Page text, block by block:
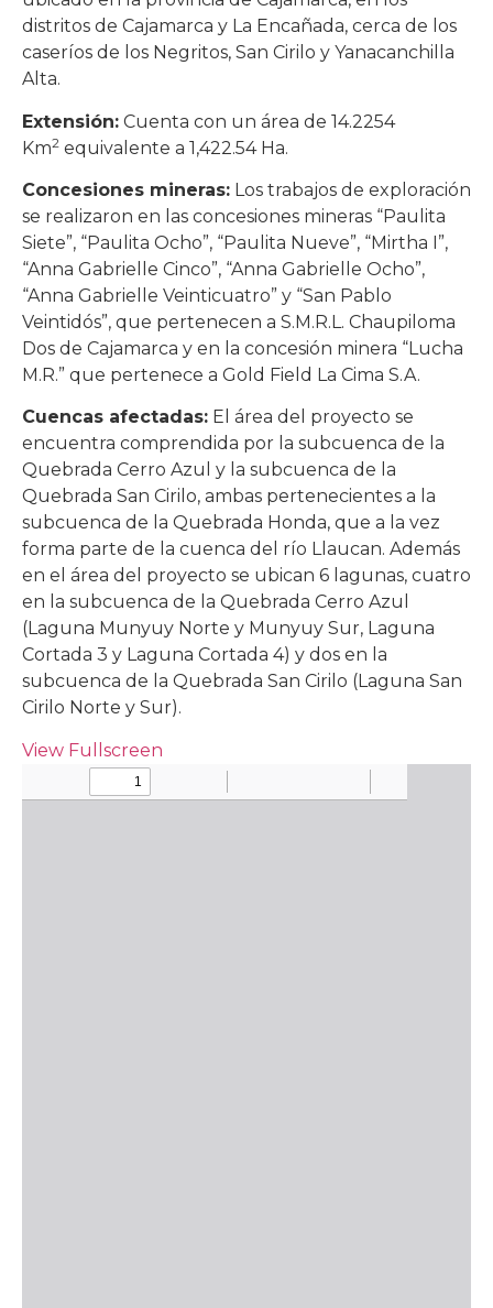
distritos de Cajamarca y La Encañada, cerca de los
caseríos de los Negritos, San Cirilo y Yanacanchilla
Alta.
Extensión: Cuenta con un área de 14.2254
Km2 equivalente a 1,422.54 Ha.
Concesiones mineras: Los trabajos de exploración
se realizaron en las concesiones mineras “Paulita
Siete”, “Paulita Ocho”, “Paulita Nueve”, “Mirtha I”,
“Anna Gabrielle Cinco”, “Anna Gabrielle Ocho”,
“Anna Gabrielle Veinticuatro” y “San Pablo
Veintidós”, que pertenecen a S.M.R.L. Chaupiloma
Dos de Cajamarca y en la concesión minera “Lucha
M.R.” que pertenece a Gold Field La Cima S.A.
Cuencas afectadas: El área del proyecto se
encuentra comprendida por la subcuenca de la
Quebrada Cerro Azul y la subcuenca de la
Quebrada San Cirilo, ambas pertenecientes a la
subcuenca de la Quebrada Honda, que a la vez
forma parte de la cuenca del río Llaucan. Además
en el área del proyecto se ubican 6 lagunas, cuatro
en la subcuenca de la Quebrada Cerro Azul
(Laguna Munyuy Norte y Munyuy Sur, Laguna
Cortada 3 y Laguna Cortada 4) y dos en la
subcuenca de la Quebrada San Cirilo (Laguna San
Cirilo Norte y Sur).
View Fullscreen